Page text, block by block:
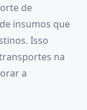
de
insumos que
Isso
na
a